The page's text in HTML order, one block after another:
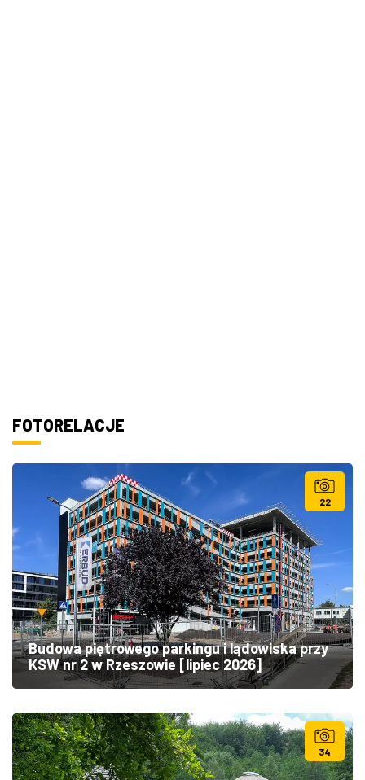
FOTORELACJE
22
Budowa piętrowego parkingu i lądowiska przy
KSW nr 2 w Rzeszowie [lipiec 2026]
34